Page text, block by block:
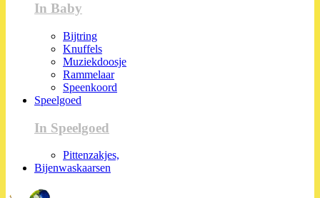
In Baby
Bijtring
Knuffels
Muziekdoosje
Rammelaar
Speenkoord
Speelgoed
In Speelgoed
Pittenzakjes,
Bijenwaskaarsen